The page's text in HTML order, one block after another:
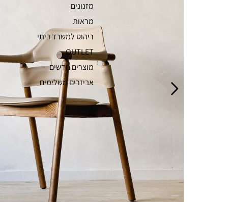
מזנונים
מראות
ריהוט למשרד ביתי
OUTLET
מוצרים חדשים
אביזרים משלימים